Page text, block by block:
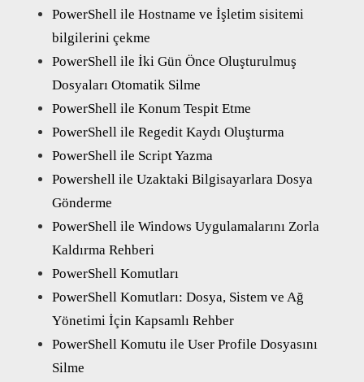
PowerShell ile Hostname ve İşletim sisitemi
bilgilerini çekme
PowerShell ile İki Gün Önce Oluşturulmuş
Dosyaları Otomatik Silme
PowerShell ile Konum Tespit Etme
PowerShell ile Regedit Kaydı Oluşturma
PowerShell ile Script Yazma
Powershell ile Uzaktaki Bilgisayarlara Dosya
Gönderme
PowerShell ile Windows Uygulamalarını Zorla
Kaldırma Rehberi
PowerShell Komutları
PowerShell Komutları: Dosya, Sistem ve Ağ
Yönetimi İçin Kapsamlı Rehber
PowerShell Komutu ile User Profile Dosyasını
Silme